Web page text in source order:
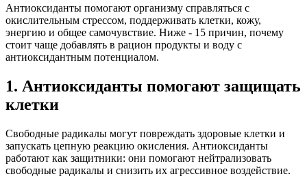
Антиоксиданты помогают организму справляться с
окислительным стрессом, поддерживать клетки, кожу,
энергию и общее самочувствие. Ниже - 15 причин, почему
стоит чаще добавлять в рацион продукты и воду с
антиоксидантным потенциалом.
1. Антиоксиданты помогают защищать
клетки
Свободные радикалы могут повреждать здоровые клетки и
запускать цепную реакцию окисления. Антиоксиданты
работают как защитники: они помогают нейтрализовать
свободные радикалы и снизить их агрессивное воздействие.